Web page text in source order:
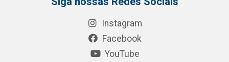
Instagram
Facebook
YouTube